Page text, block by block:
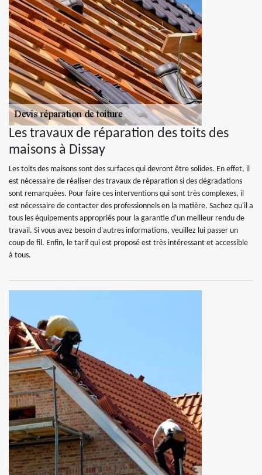
Les travaux de réparation des toits des
maisons à Dissay
Les toits des maisons sont des surfaces qui devront être solides. En effet, il
est nécessaire de réaliser des travaux de réparation si des dégradations
sont remarquées. Pour faire ces interventions qui sont très complexes, il
est nécessaire de contacter des professionnels en la matière. Sachez qu'il a
tous les équipements appropriés pour la garantie d'un meilleur rendu de
travail. Si vous avez besoin d'autres informations, veuillez lui passer un
coup de fil. Enfin, le tarif qui est proposé est très intéressant et accessible
à tous.